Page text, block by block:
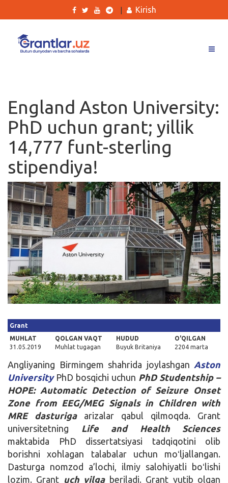
Ishlar
Kurslar
Blog
Yana
Qidirish
Kirish
Kirish
England Aston University:
PhD uchun grant; yillik
14,777 funt-sterling
stipendiya!
Grant
MUHLAT
31.05.2019
QOLGAN VAQT
Muhlat tugagan
HUDUD
Buyuk Britaniya
O'QILGAN
2204 marta
Angliyaning Birmingem shahrida joylashgan Aston
UniversityPhD bosqichi uchun PhD Studentship –
HOPE: Automatic Detection of Seizure Onset
Zone from EEG/MEG Signals in Children with
MRE dasturigaarizalar qabul qilmoqda. Grant
universitetning
Life and Health Sciences
maktabida PhD dissertatsiyasi tadqiqotini olib
borishni xohlagan talabalar uchun moʻljallangan.
Dasturga nomzod a’lochi, ilmiy salohiyatli boʻlishi
lozim. Grant uch yilga beriladi. Grant yutib olgan